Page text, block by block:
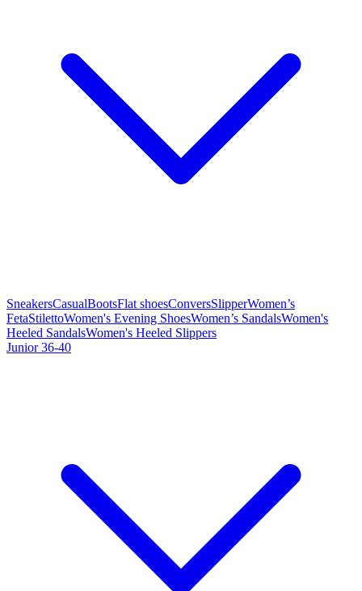
SneakersCasualBootsFlat shoesConversSlipperWomen’s
FetaStilettoWomen's Evening ShoesWomen’s SandalsWomen's
Heeled SandalsWomen's Heeled Slippers
Junior 36-40